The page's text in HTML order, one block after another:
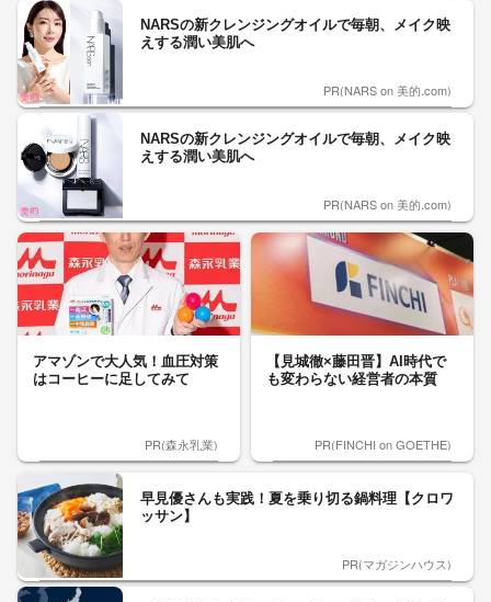
NARSの新クレンジングオイルで毎朝、メイク映
えする潤い美肌へ
PR(NARS on 美的.com)
NARSの新クレンジングオイルで毎朝、メイク映
えする潤い美肌へ
PR(NARS on 美的.com)
アマゾンで大人気！血圧対策
はコーヒーに足してみて
PR(森永乳業)
【見城徹×藤田晋】AI時代で
も変わらない経営者の本質
PR(FINCHI on GOETHE)
早見優さんも実践！夏を乗り切る鍋料理【クロワ
ッサン】
PR(マガジンハウス)